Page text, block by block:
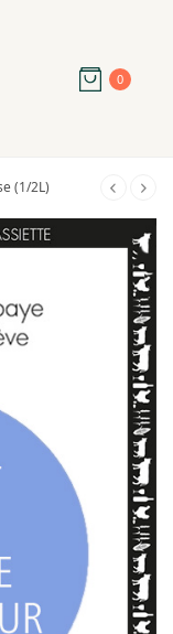
0
(1/2L)